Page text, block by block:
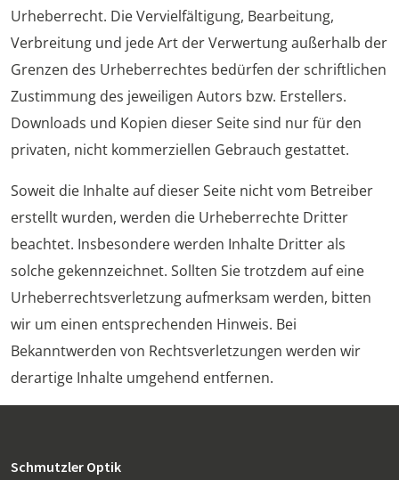
Urheberrecht. Die Vervielfältigung, Bearbeitung,
Verbreitung und jede Art der Verwertung außerhalb der
Grenzen des Urheberrechtes bedürfen der schriftlichen
Zustimmung des jeweiligen Autors bzw. Erstellers.
Downloads und Kopien dieser Seite sind nur für den
privaten, nicht kommerziellen Gebrauch gestattet.
Soweit die Inhalte auf dieser Seite nicht vom Betreiber
erstellt wurden, werden die Urheberrechte Dritter
beachtet. Insbesondere werden Inhalte Dritter als
solche gekennzeichnet. Sollten Sie trotzdem auf eine
Urheberrechtsverletzung aufmerksam werden, bitten
wir um einen entsprechenden Hinweis. Bei
Bekanntwerden von Rechtsverletzungen werden wir
derartige Inhalte umgehend entfernen.
Schmutzler Optik